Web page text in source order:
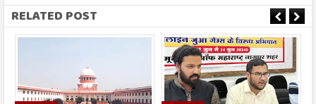
RELATED POST